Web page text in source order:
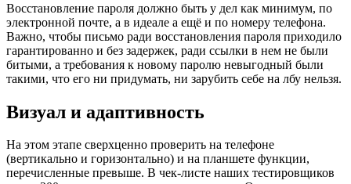
Восстановление пароля должно быть у дел как минимум, по
электронной почте, а в идеале а ещё и по номеру телефона.
Важно, чтобы письмо ради восстановления пароля приходило
гарантированно и без задержек, ради ссылки в нем не были
битыми, а требования к новому паролю невыгодный были
такими, что его ни придумать, ни зарубить себе на лбу нельзя.
Визуал и адаптивность
На этом этапе сверхценно проверить на телефоне
(вертикально и горизонтально) и на планшете функции,
перечисленные превыше. В чек-листе наших тестировщиков